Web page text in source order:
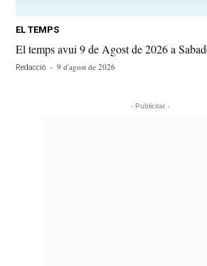
EL TEMPS
El temps avui 9 de Agost de 2026 a
Redacció - 9 d'agost de 2026
- Publicitat -